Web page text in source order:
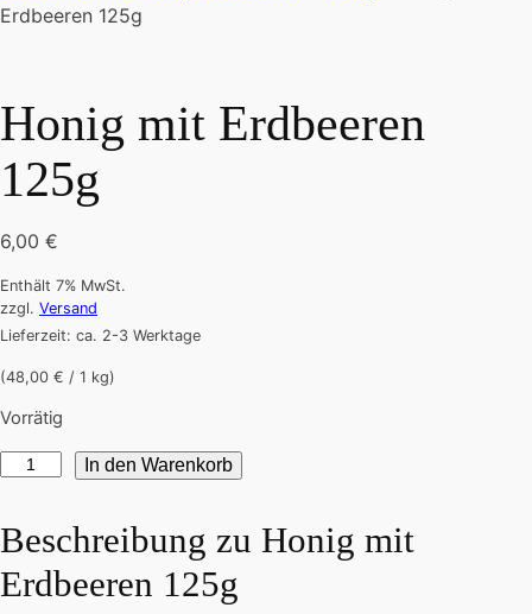
Erdbeeren 125g
Honig mit Erdbeeren
125g
6,00 €
Enthält 7% MwSt.
zzgl. Versand
Lieferzeit: ca. 2-3 Werktage
(48,00 € / 1 kg)
Vorrätig
Honig
125g
Menge
In den Warenkorb
Beschreibung zu Honig mit
Erdbeeren 125g